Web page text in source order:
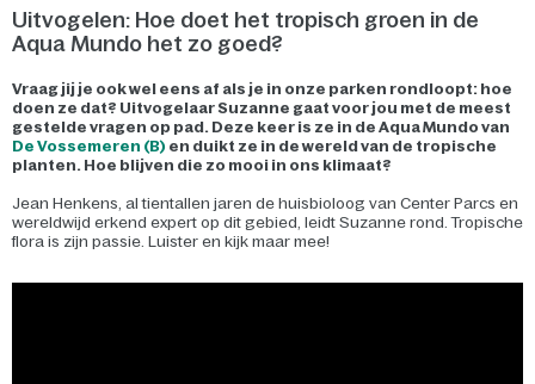
Uitvogelen: Hoe doet het tropisch groen in de
Aqua Mundo het zo goed?
Vraag jij je ook wel eens af als je in onze parken rondloopt: hoe
doen ze dat? Uitvogelaar Suzanne gaat voor jou met de meest
gestelde vragen op pad. Deze keer is ze in de Aqua Mundo van
De Vossemeren (B) en duikt ze in de wereld van de tropische
planten. Hoe blijven die zo mooi in ons klimaat?
Jean Henkens, al tientallen jaren de huisbioloog van Center Parcs en
wereldwijd erkend expert op dit gebied, leidt Suzanne rond. Tropische
flora is zijn passie. Luister en kijk maar mee!